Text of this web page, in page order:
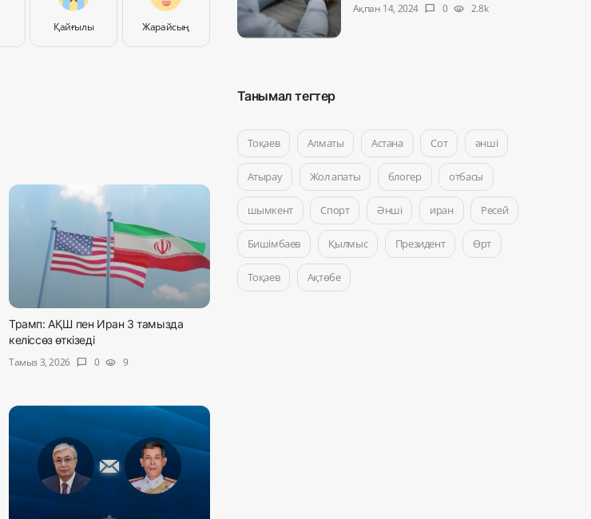
Қайғылы Жарайсың
Трамп: АҚШ пен Иран 3 тамызда
келіссөз өткізеді
Тамыз 3, 2026 chat_bubble 0 visibility 9
Ақпан 14, 2024
chat_bubble 0 visibility 2.8k
Танымал тегтер
Тоқаев Алматы Астана Сот әнші
Атырау Жол апаты блогер отбасы
шымкент Спорт Әнші иран Ресей
Бишімбаев Қылмыс Президент Өрт
Тоқаев Ақтөбе